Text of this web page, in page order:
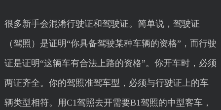
很多新手会混淆行驶证和驾驶证。简单说，驾驶证
（驾照）是证明“你具备驾驶某种车辆的资格”，而行驶
证是证明“这辆车有合法上路的资格”。你开车时，必须
两证齐全。你的驾照准驾车型，必须与行驶证上的车
辆类型相符。用C1驾照去开需要B1驾照的中型客车，